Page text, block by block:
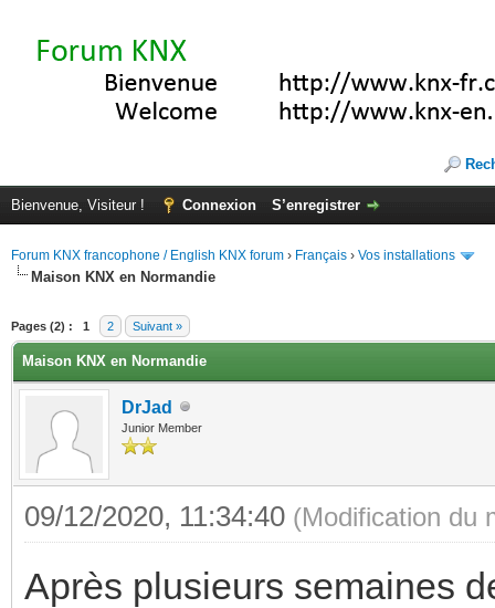
Bienvenue, Visiteur ! Connexion S’enregistrer
Forum KNX francophone / English KNX forum › Français › Vos installations
Maison KNX en Normandie
Pages (2) : 1 2 Suivant »
Maison KNX en Normandie
DrJad
Junior Member
09/12/2020, 11:34:40 (Modification du
Après plusieurs semaines